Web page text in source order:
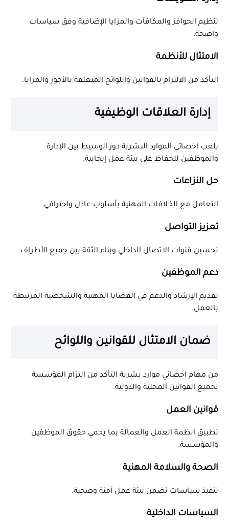
تنظيم الحوافز والمكافآت والمزايا الإضافية وفق سياسات
واضحة.
الامتثال للأنظمة
التأكد من الالتزام بالقوانين واللوائح المتعلقة بالأجور والمزايا.
إدارة العلاقات الوظيفية
يلعب أخصائي الموارد البشرية دور الوسيط بين الإدارة
والموظفين للحفاظ على بيئة عمل إيجابية.
حل النزاعات
التعامل مع الخلافات المهنية بأسلوب عادل واحترافي.
تعزيز التواصل
تحسين قنوات الاتصال الداخلي وبناء الثقة بين جميع الأطراف.
دعم الموظفين
تقديم الإرشاد والدعم في القضايا المهنية والشخصية المرتبطة
بالعمل.
ضمان الامتثال للقوانين واللوائح
من مهام اخصائي موارد بشرية التأكد من التزام المؤسسة
بجميع القوانين المحلية والدولية.
قوانين العمل
تطبيق أنظمة العمل والعمالة بما يحمي حقوق الموظفين
والمؤسسة.
الصحة والسلامة المهنية
تنفيذ سياسات تضمن بيئة عمل آمنة وصحية.
السياسات الداخلية